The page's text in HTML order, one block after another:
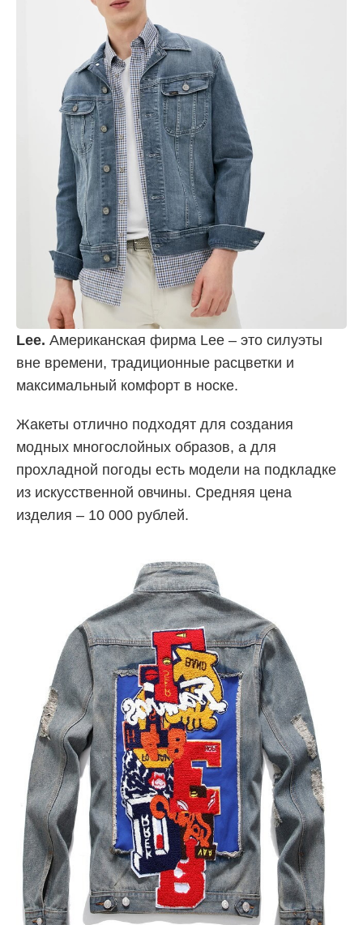
Lee. Американская фирма Lee – это силуэты
вне времени, традиционные расцветки и
максимальный комфорт в носке.
Жакеты отлично подходят для создания
модных многослойных образов, а для
прохладной погоды есть модели на подкладке
из искусственной овчины. Средняя цена
изделия – 10 000 рублей.